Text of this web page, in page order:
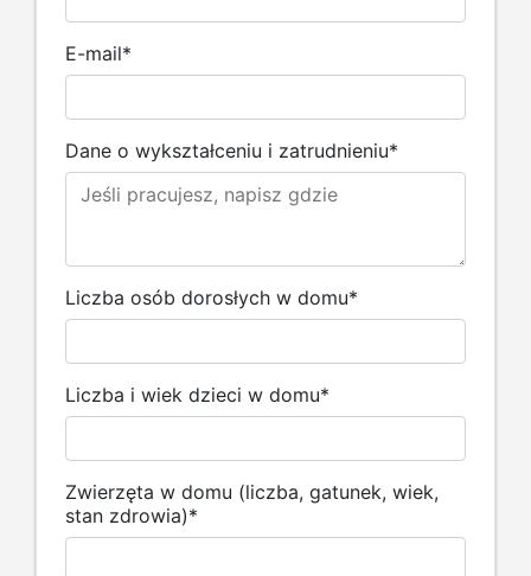
E-mail*
Dane o wykształceniu i zatrudnieniu*
Liczba osób dorosłych w domu*
Liczba i wiek dzieci w domu*
Zwierzęta w domu (liczba, gatunek, wiek,
stan zdrowia)*